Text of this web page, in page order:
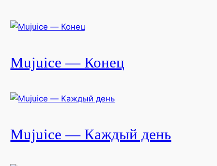
Mujuice — Конец
Mujuice — Каждый день